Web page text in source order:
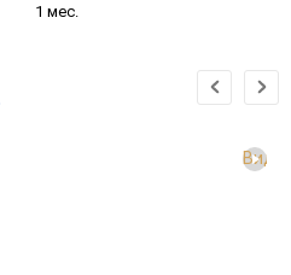
1 мес.